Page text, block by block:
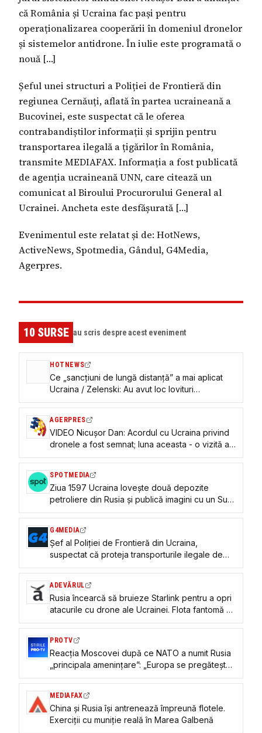
că România și Ucraina fac pași pentru
operaționalizarea cooperării în domeniul dronelor
și sistemelor antidrone. În iulie este programată o
nouă […]
Șeful unei structuri a Poliției de Frontieră din
regiunea Cernăuți, aflată în partea ucraineană a
Bucovinei, este suspectat că le oferea
contrabandiștilor informații și sprijin pentru
transportarea ilegală a țigărilor în România,
transmite MEDIAFAX. Informația a fost publicată
de agenția ucraineană UNN, care citează un
comunicat al Biroului Procurorului General al
Ucrainei. Ancheta este desfășurată […]
Evenimentul este relatat și de: HotNews,
ActiveNews, Spotmedia, Gândul, G4Media,
Agerpres.
10SURSE au scris despre acest eveniment
HOTNEWS
Ce „sancțiuni de lungă distanță” a mai aplicat
Ucraina / Zelenski: Au avut loc lovituri
importante
AGERPRES
VIDEO Nicușor Dan: Acordul cu Ucraina privind
dronele a fost semnat; luna aceasta - o vizită a
unor experți
SPOTMEDIA
Ziua 1597 Ucraina lovește două depozite
petroliere din Rusia și publică imagini cu un Su-
35 doborât. Germania va finanța producția
G4MEDIA
Șef al Poliției de Frontieră din Ucraina,
suspectat că proteja transporturile ilegale de
țigări spre România
ADEVĂRUL
Rusia încearcă să bruieze Starlink pentru a opri
atacurile cu drone ale Ucrainei. Flota fantomă a
lui Putin, lovită în Marea Azov
PROTV
Reacția Moscovei după ce NATO a numit Rusia
„principala amenințare”: „Europa se pregătește
de război”
MEDIAFAX
China și Rusia își antrenează împreună flotele.
Exerciții cu muniție reală în Marea Galbenă